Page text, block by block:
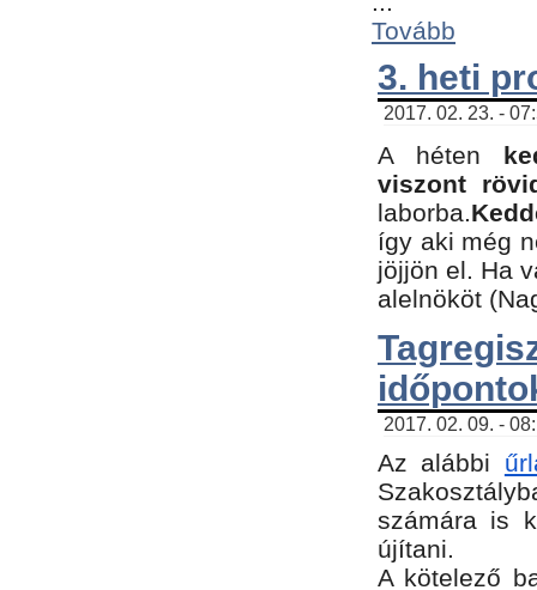
Tovább
3. heti
2017. 02. 23. -
A héten
viszont
laborba.
így aki még
jöjjön el. Ha
alelnököt
2017. 02. 09. -
Az alábbi
számára is
újítani.
​A kötelező